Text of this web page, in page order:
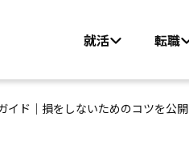
就活 転職
イド｜損をしないためのコツを公開